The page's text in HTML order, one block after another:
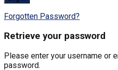
Forgotten Password?
Retrieve your password
Please enter your username or
password.